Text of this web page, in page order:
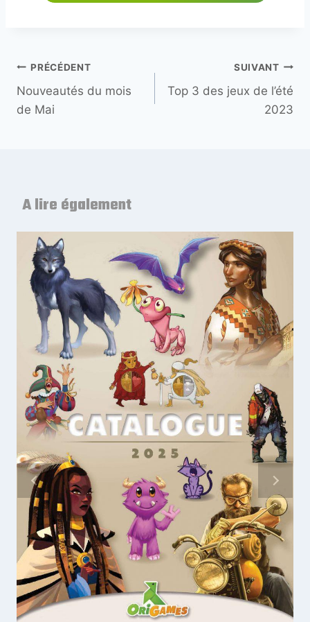
PRÉCÉDENT
Nouveautés du mois
de Mai
SUIVANT
Top 3 des jeux de l’été
2023
A lire également